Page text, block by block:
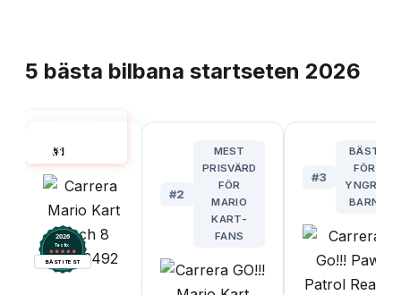
5 bästa bilbana startseten 2026
BÄST I TEST
#1
2026
Testix.
BÄST I TEST
#2
MEST
PRISVÄRD
FÖR
MARIO
KART-
FANS
#3
BÄST
FÖR
YNGRE
BARN